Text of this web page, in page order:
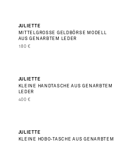
JULIETTE
MITTELGROSSE GELDBÖRSE MODELL
AUS GENARBTEM LEDER
PRIX DE VENTE
180 €
JULIETTE
KLEINE HANDTASCHE AUS GENARBTEM
LEDER
PRIX DE VENTE
400 €
JULIETTE
KLEINE HOBO-TASCHE AUS GENARBTEM